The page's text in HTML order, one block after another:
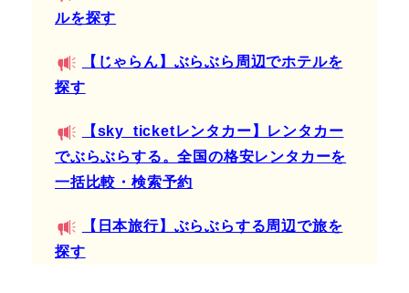
ルを探す
【じゃらん】ぶらぶら周辺でホテルを
探す
【sky_ticketレンタカー】レンタカー
でぶらぶらする。全国の格安レンタカーを
一括比較・検索予約
【日本旅行】ぶらぶらする周辺で旅を
探す